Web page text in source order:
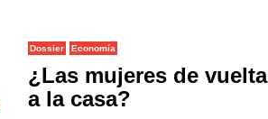
Dossier Economía
¿Las mujeres de vuelta
a la casa?